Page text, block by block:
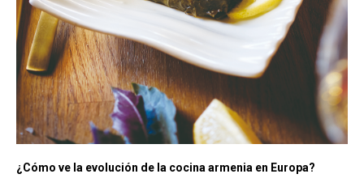
¿Cómo ve la evolución de la cocina armenia en Europa?